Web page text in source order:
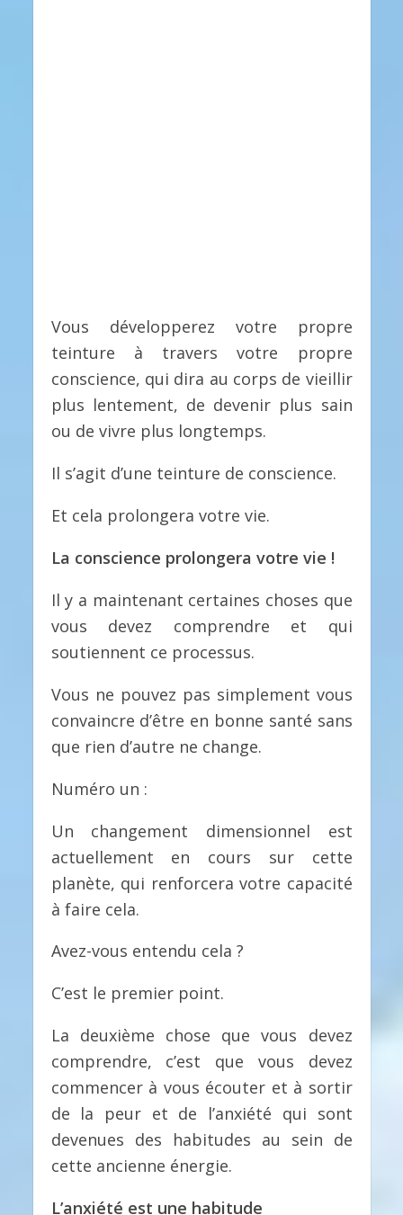
Vous développerez votre propre
teinture à travers votre propre
conscience, qui dira au corps de vieillir
plus lentement, de devenir plus sain
ou de vivre plus longtemps.
Il s’agit d’une teinture de conscience.
Et cela prolongera votre vie.
La conscience prolongera votre vie !
Il y a maintenant certaines choses que
vous devez comprendre et qui
soutiennent ce processus.
Vous ne pouvez pas simplement vous
convaincre d’être en bonne santé sans
que rien d’autre ne change.
Numéro un :
Un changement dimensionnel est
actuellement en cours sur cette
planète, qui renforcera votre capacité
à faire cela.
Avez-vous entendu cela ?
C’est le premier point.
La deuxième chose que vous devez
comprendre, c’est que vous devez
commencer à vous écouter et à sortir
de la peur et de l’anxiété qui sont
devenues des habitudes au sein de
cette ancienne énergie.
L’anxiété est une habitude